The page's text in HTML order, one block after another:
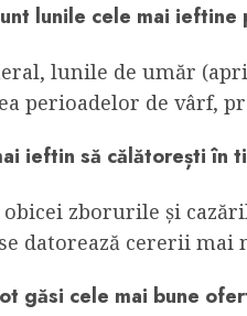
lunile cele mai ieftine
lunile de umăr
perioadelor de vârf,
ieftin să călătorești în
obicei zborurile și
datorează cererii
găsi cele mai bune